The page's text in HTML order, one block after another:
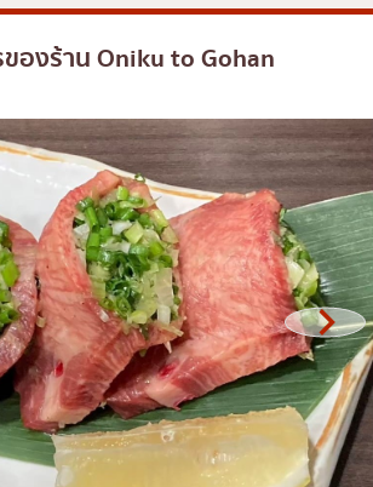
ปันยากิ
)
ครื่องในย่าง
บบดั้งเดิม
องร้านOniku to Gohan